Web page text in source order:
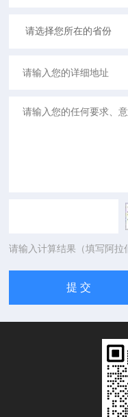
请输入计算结果（填写阿拉